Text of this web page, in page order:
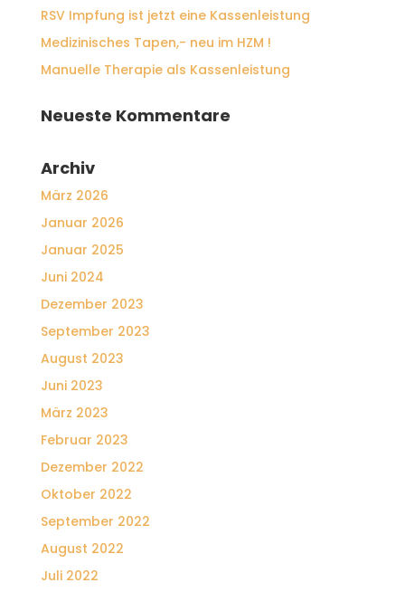
RSV Impfung ist jetzt eine Kassenleistung
Medizinisches Tapen,- neu im HZM !
Manuelle Therapie als Kassenleistung
Neueste Kommentare
Archiv
März 2026
Januar 2026
Januar 2025
Juni 2024
Dezember 2023
September 2023
August 2023
Juni 2023
März 2023
Februar 2023
Dezember 2022
Oktober 2022
September 2022
August 2022
Juli 2022